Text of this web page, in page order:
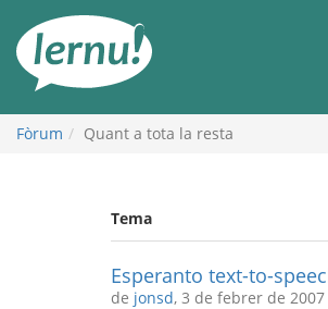
contingut
Fòrum Quant a tota la resta
Tema
Esperanto text-to-
de jonsd, 3 de febrer de 2007